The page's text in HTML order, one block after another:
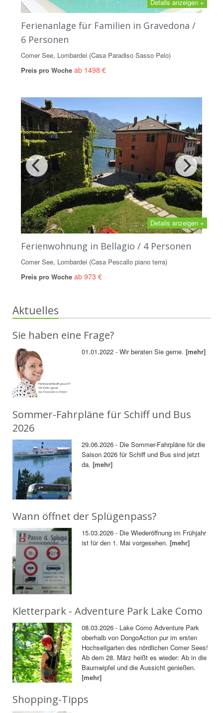
Details anzeigen +
Ferienanlage für Familien in Gravedona /
6 Personen
Comer See, Lombardei (Casa Paradiso Sasso Pelo)
Preis pro Woche ab 1498 €
Details anzeigen +
Ferienwohnung in Bellagio / 4 Personen
Comer See, Lombardei (Casa Pescallo piano terra)
Preis pro Woche ab 973 €
Aktuelles
Sie haben eine Frage?
01.01.2022 - Wir beraten Sie gerne.[mehr]
Sommer-Fahrpläne für Schiff und Bus
2026
29.06.2026 - Die Sommer-Fahrpläne für die
Saison 2026 für Schiff und Bus sind jetzt
da.[mehr]
Wann öffnet der Splügenpass?
15.03.2026 - Die Wiederöffnung im Frühjahr
ist für den 1. Mai vorgesehen.[mehr]
Kletterpark - Adventure Park Lake Como
08.03.2026 - Lake Como Adventure Park
oberhalb von DongoAction pur im ersten
Hochseilgarten des nördlichen Comer Sees!
Ab dem 28. März heißt es wieder: Ab in die
Baumwipfel und die Aussicht genießen.
[mehr]
Shopping-Tipps